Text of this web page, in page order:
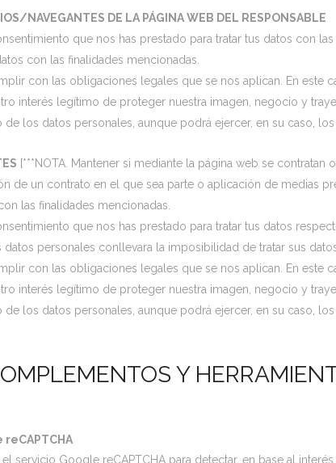
NAVEGANTES DE LA PÁGINA WEB DEL RESPONSABLE
que nos has prestado para tratar tus datos con
con las finalidades mencionadas.
con las obligaciones legales que se nos aplican. En este
interés legítimo de proteger nuestra imagen, negocio y
de los datos personales, aunque podrá ejercer, en su caso,
[***NOTA. Mantener si mediante la página web se contratan
de un contrato en el que sea parte o aplicación de medias
las finalidades mencionadas.
que nos has prestado para tratar tus datos
datos personales conllevara la imposibilidad de tratar sus
con las obligaciones legales que se nos aplican. En este
interés legítimo de proteger nuestra imagen, negocio y
de los datos personales, aunque podrá ejercer, en su caso,
Y
reCAPTCHA
servicio Google reCAPTCHA para detectar, en base al